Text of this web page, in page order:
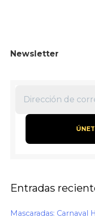
Newsletter
Entradas
Mascaradas: